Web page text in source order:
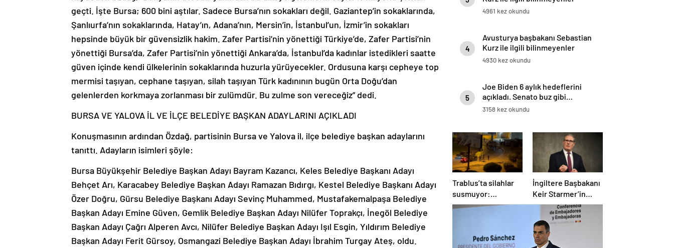
geçti. İşte Bursa; 600 bini aştılar. Sadece Bursa’nın sokakları değil. Gaziantep’in sokaklarında,
Şanlıurfa’nın sokaklarında, Hatay’ın, Adana’nın, Mersin’in, İstanbul’un, İzmir’in sokakları
hepsinde büyük bir güvensizlik hakim. Zafer Partisi’nin yönettiği Türkiye’de, Zafer Partisi’nin
yönettiği Bursa’da, Zafer Partisi’nin yönettiği Ankara’da, İstanbul’da kadınlar istedikleri saatte
güven içinde kendi ülkelerinin sokaklarında huzurla yürüyecekler. Ordusuna karşı cepheye top
mermisi taşıyan, cephane taşıyan, silah taşıyan Türk kadınının bugün Orta Doğu’dan
gelenlerden korkmaya zorlanması bir zulümdür. Bu zulme son vereceğiz” dedi.
BURSA VE YALOVA İL VE İLÇE BELEDİYE BAŞKAN ADAYLARINI AÇIKLADI
Konuşmasının ardından Özdağ, partisinin Bursa ve Yalova il, ilçe belediye başkan adaylarını
tanıttı. Adayların isimleri şöyle:
Bursa Büyükşehir Belediye Başkan Adayı Bayram Kazancı, Keles Belediye Başkanı Adayı
Behçet Arı, Karacabey Belediye Başkan Adayı Ramazan Bıdırgı, Kestel Belediye Başkanı Adayı
Özer Doğru, Gürsu Belediye Başkanı Adayı Sevinç Muhammed, Mustafakemalpaşa Belediye
Başkan Adayı Emine Güven, Gemlik Belediye Başkan Adayı Nilüfer Toprakçı, İnegöl Belediye
Başkan Adayı Çağrı Alperen Avcı, Nilüfer Belediye Başkan Adayı Işıl Esgin, Yıldırım Belediye
Başkan Adayı Ferit Gürsoy, Osmangazi Belediye Başkan Adayı İbrahim Turgay Ateş, oldu.
4961 kez okundu
4
Avusturya başbakanı Sebastian
Kurz ile ilgili bilinmeyenler
4930 kez okundu
5
Joe Biden 6 aylık hedeflerini
açıkladı. Senato buz gibi…
3158 kez okundu
Trablus’ta silahlar
susmuyor:
Çatışmalar
İngiltere Başbakanı
Keir Starmer’in
evinde yangın çıktı